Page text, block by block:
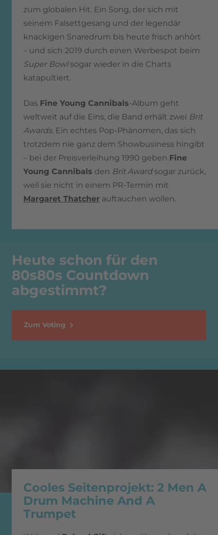
zum globalen Hit. Ein Song, der sich mit
seinem Falsettgesang und der legendär
knackigen Snaredrum bis heute frisch anhört
– und sich 2019 durch einen Werbespot beim
Super Bowlsogar wieder in die Charts
katapultiert.
Das Fine Young Cannibals-Album geht
weltweit auf die Eins, die Band erhält zwei Brit
Awards. Ein echtes Pop-Phänomen, das sich
trotzdem nie ganz dem Showbusiness hingibt
– bei der Preisverleihung 1990 geben Fine
Young Cannibals den Brit Awardsogar zurück,
weil sie nicht in einem PR-Termin mit
Margaret Thatcher auftauchen wollen.
Heute schon für den
80s80s Countdown
abgestimmt?
Zum Voting
Cooles Seitenprojekt: 2 Men A
Drum Machine And A
Trumpet